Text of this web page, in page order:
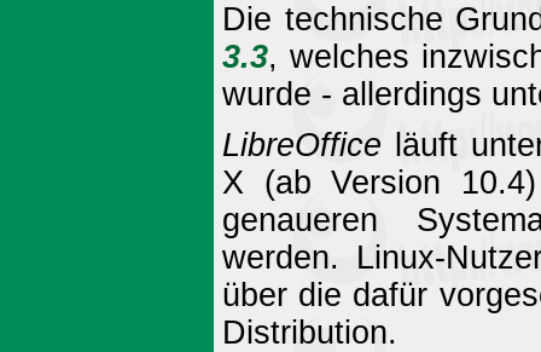
Die technische
3.3, welches
wurde - allerdings
LibreOffice läuft
X (ab Version
genaueren
werden. Linux-
über die dafür
Distribution.